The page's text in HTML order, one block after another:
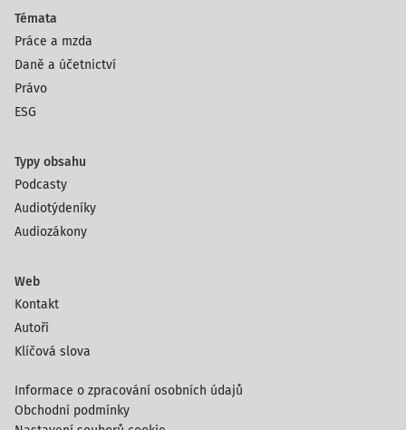
Témata
Práce a mzda
Daně a účetnictví
Právo
ESG
Typy obsahu
Podcasty
Audiotýdeníky
Audiozákony
Web
Kontakt
Autoři
Klíčová slova
Informace o zpracování osobních údajů
Obchodní podmínky